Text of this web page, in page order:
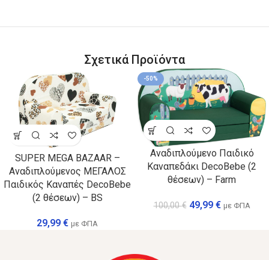
Σχετικά Προϊόντα
SUPER MEGA BAZAAR –
Αναδιπλούμενος ΜΕΓΑΛΟΣ
Παιδικός Καναπές DecoBebe
(2 θέσεων) – BS
29,99 € με ΦΠΑ
-50%
Αναδιπλούμενο Παιδικό
Καναπεδάκι DecoBebe (2
θέσεων) – Farm
100,00€ 49,99 € με ΦΠΑ